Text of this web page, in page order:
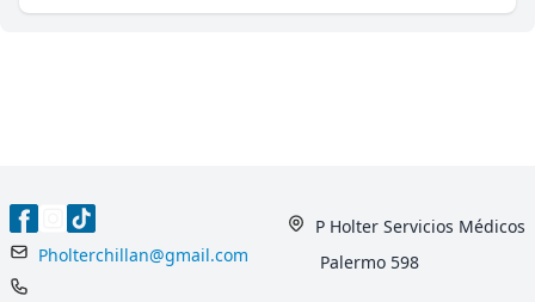
Pholterchillan@gmail.com
P Holter Servicios Médicos
Palermo 598